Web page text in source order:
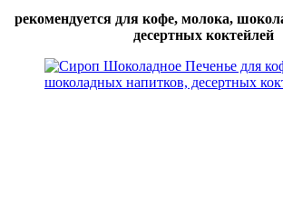
рекомендуется для кофе, молока,
десертных коктейлей